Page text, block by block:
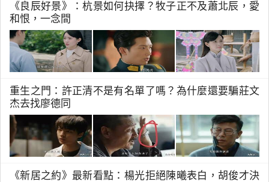
《良辰好景》：杭景如何抉擇？牧子正不及蕭北辰，愛
和恨，一念間
重生之門：許正清不是有名單了嗎？為什麼還要騙莊文
杰去找廖德同
《新居之約》最新看點：楊光拒絕陳曦表白，胡俊才決